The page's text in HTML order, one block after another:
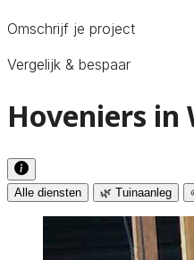
Omschrijf je project
Vergelijk & bespaar
Hoveniers in
Alle diensten 🌿 Tuinaanleg